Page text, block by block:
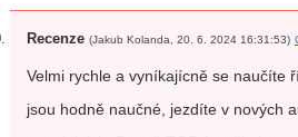
Recenze (Jakub Kolanda, 20. 6. 2024 16:31:53)
Velmi rychle a vyníkajícně se naučíte
jsou hodně naučné, jezdíte v nových